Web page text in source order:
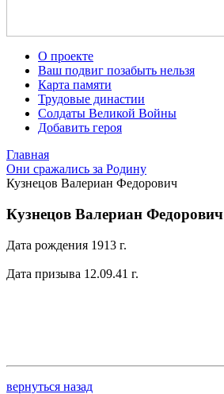
О проекте
Ваш подвиг позабыть нельзя
Карта памяти
Трудовые династии
Солдаты Великой Войны
Добавить героя
Главная
Они сражались за Родину
Кузнецов Валериан Федорович
Кузнецов Валериан Федорович
Дата рождения 1913 г.
Дата призыва 12.09.41 г.
вернуться назад